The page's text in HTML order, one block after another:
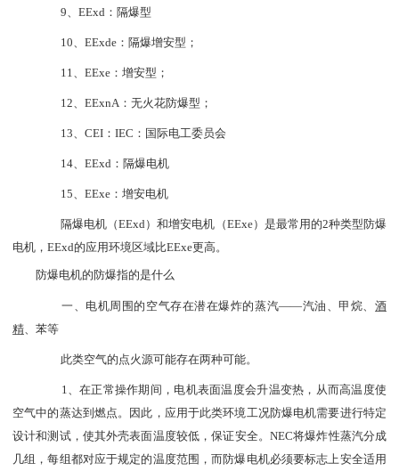
9、EExd：隔爆型
10、EExde：隔爆增安型；
11、EExe：增安型；
12、EExnA：无火花防爆型；
13、CEI：IEC：国际电工委员会
14、EExd：隔爆电机
15、EExe：增安电机
隔爆电机（EExd）和增安电机（EExe）是最常用的2种类型防爆
电机，EExd的应用环境区域比EExe更高。
防爆电机的防爆指的是什么
一、电机周围的空气存在潜在爆炸的蒸汽——汽油、甲烷、酒
精、苯等
此类空气的点火源可能存在两种可能。
1、在正常操作期间，电机表面温度会升温变热，从而高温度使
空气中的蒸达到燃点。因此，应用于此类环境工况防爆电机需要进行特定
设计和测试，使其外壳表面温度较低，保证安全。 NEC将爆炸性蒸汽分成
几组，每组都对应于规定的温度范围，而防爆电机必须要标志上安全适用